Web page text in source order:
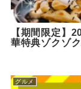
【期間限定】
華特典ゾクゾ
グルメ